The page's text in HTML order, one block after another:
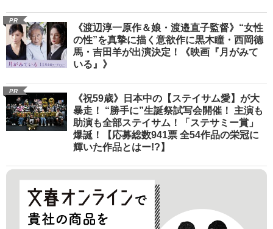
PR
《渡辺淳一原作＆娘・渡邉直子監督》“女性
の性”を真摯に描く意欲作に黒木瞳・西岡德
馬・吉田羊が出演決定！《映画『月がみて
いる』》
PR
《祝59歳》日本中の【ステイサム愛】が大
暴走！ “勝手に”生誕祭試写会開催！ 主演も
助演も全部ステイサム！「ステサミー賞」
爆誕！【応募総数941票 全54作品の栄冠に
輝いた作品とはー!?】